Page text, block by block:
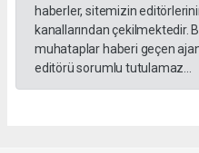
haberler, sitemizin
kanallarından çekilmektedir.
muhataplar haberi geçen
editörü sorumlu tutulamaz...